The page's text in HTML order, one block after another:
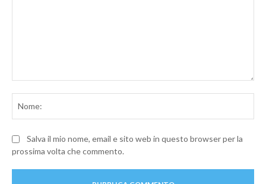
Salva il mio nome, email e sito web in questo browser per la
prossima volta che commento.